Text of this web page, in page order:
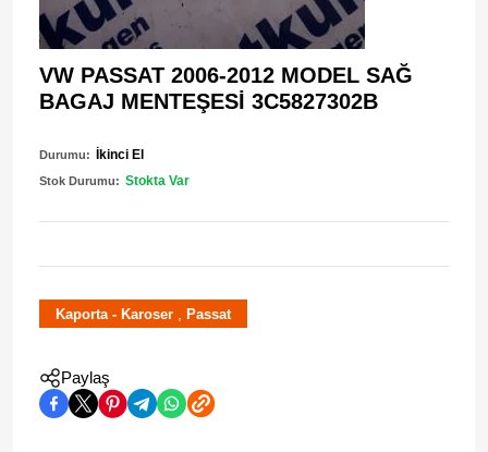
VW PASSAT 2006-2012 MODEL SAĞ
BAGAJ MENTEŞESİ 3C5827302B
Durumu: İkinci El
Stok Durumu: Stokta Var
Kaporta - Karoser , Passat
Paylaş